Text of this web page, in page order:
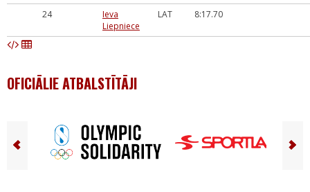
24
Ieva
Liepniece
LAT 8:17.70
OFICIĀLIE ATBALSTĪTĀJI